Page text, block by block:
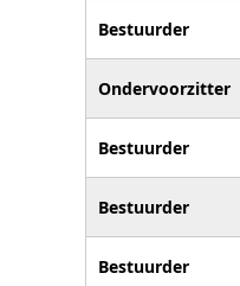
Bestuurder
Ondervoorzitter
Bestuurder
Bestuurder
Bestuurder